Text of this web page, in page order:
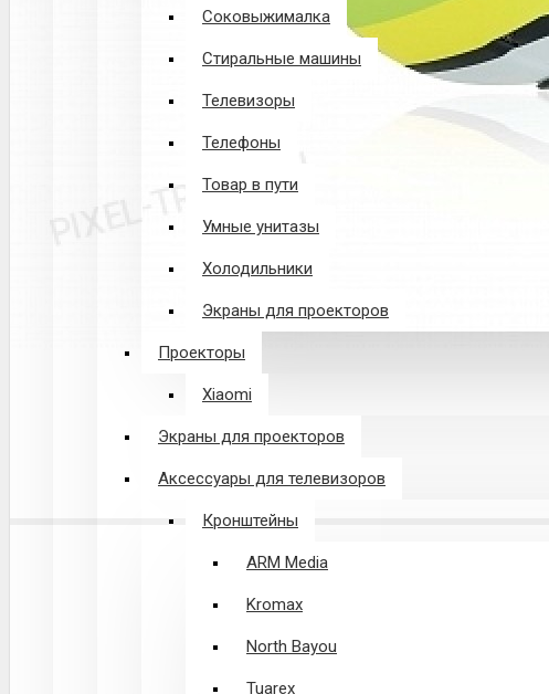
Соковыжималка
Стиральные машины
Телевизоры
Телефоны
Товар в пути
Умные унитазы
Холодильники
Экраны для проекторов
Проекторы
Xiaomi
Экраны для проекторов
Аксессуары для телевизоров
Кронштейны
ARM Media
Kromax
North Bayou
Tuarex